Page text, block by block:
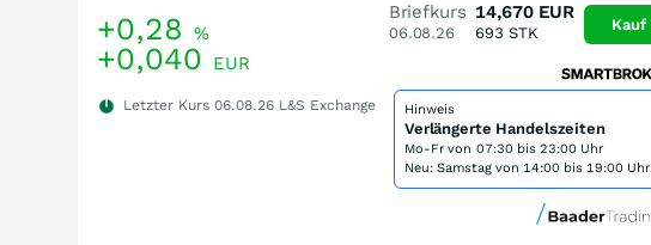
+0,28 %
+0,040 EUR
Letzter Kurs 06.08.26 L&S Exchange
Briefkurs
06.08.26
14,670 EUR
693 STK Kauf
Hinweis
Verlängerte Handelszeiten
Mo-Fr von 07:30 bis 23:00 Uhr
Neu: Samstag von 14:00 bis 19:00 Uhr